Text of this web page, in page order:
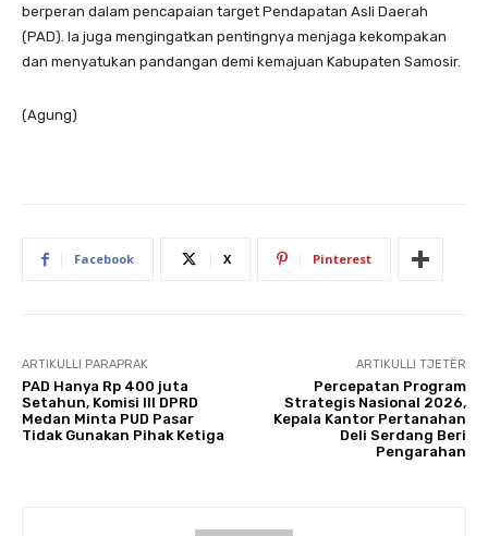
berperan dalam pencapaian target Pendapatan Asli Daerah
(PAD). Ia juga mengingatkan pentingnya menjaga kekompakan
dan menyatukan pandangan demi kemajuan Kabupaten Samosir.
(Agung)
Facebook X Pinterest
ARTIKULLI PARAPRAK
PAD Hanya Rp 400 juta
Setahun, Komisi III DPRD
Medan Minta PUD Pasar
Tidak Gunakan Pihak Ketiga
ARTIKULLI TJETËR
Percepatan Program
Strategis Nasional 2026,
Kepala Kantor Pertanahan
Deli Serdang Beri
Pengarahan